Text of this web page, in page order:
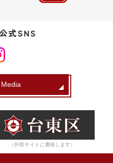
式SNS
（外部サイトに遷移します）